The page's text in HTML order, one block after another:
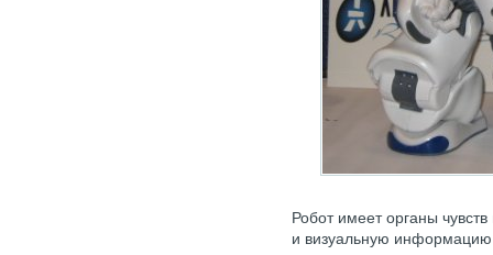
Робот имеет органы
и визуальную